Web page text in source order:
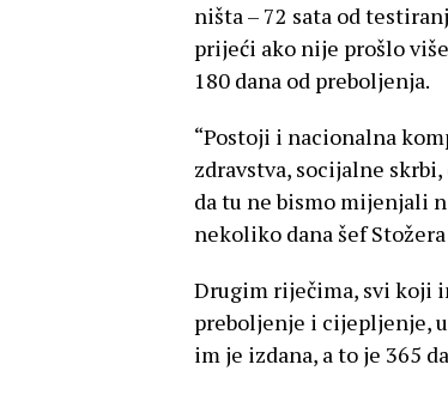
ništa – 72 sata od
prijeći ako nije prošlo
180 dana od preboljenja.
“Postoji i nacionalna
zdravstva, socijalne
da tu ne bismo mijenjali
nekoliko dana šef
Drugim riječima, svi koji
preboljenje i cijepljenje,
im je izdana, a to je 365